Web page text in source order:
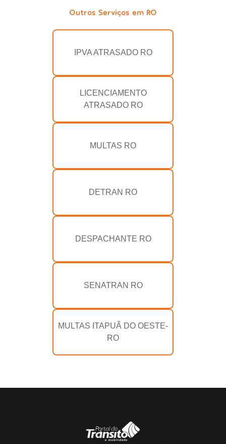
Outros Serviços em RO
IPVA ATRASADO RO
LICENCIAMENTO
ATRASADO RO
MULTAS RO
DETRAN RO
DESPACHANTE RO
SENATRAN RO
MULTAS ITAPUÃ DO OESTE-
RO